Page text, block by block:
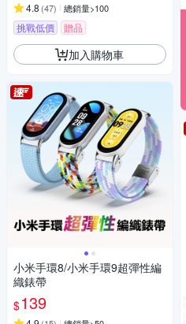
4.8 (47) 總銷量>100
挑戰低價 贈品
加入購物車
小米手環8/小米手環9超彈性編
織錶帶
$139